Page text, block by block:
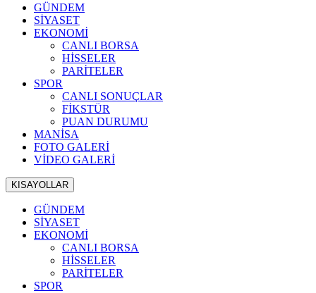
GÜNDEM
SİYASET
EKONOMİ
CANLI BORSA
HİSSELER
PARİTELER
SPOR
CANLI SONUÇLAR
FİKSTÜR
PUAN DURUMU
MANİSA
FOTO GALERİ
VİDEO GALERİ
KISAYOLLAR
GÜNDEM
SİYASET
EKONOMİ
CANLI BORSA
HİSSELER
PARİTELER
SPOR